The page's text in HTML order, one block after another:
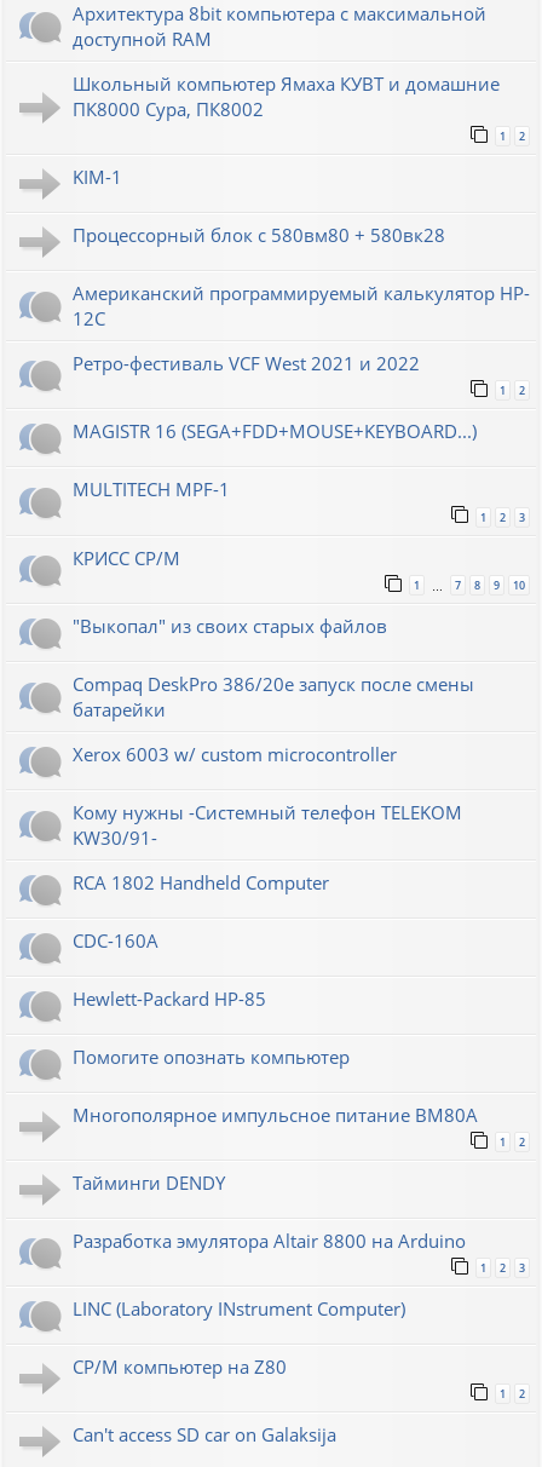
Архитектура 8bit компьютера с максимальной
доступной RAM
Школьный компьютер Ямаха КУВТ и домашние
ПК8000 Сура, ПК8002
1 2
KIM-1
Процессорный блок с 580вм80 + 580вк28
Американский программируемый калькулятор HP-
12C
Ретро-фестиваль VCF West 2021 и 2022
1 2
MAGISTR 16 (SEGA+FDD+MOUSE+KEYBOARD...)
MULTITECH MPF-1
1 2 3
КРИСС CP/M
1 7 8 9 10
"Выкопал" из своих старых файлов
Compaq DeskPro 386/20e запуск после смены
батарейки
Xerox 6003 w/ custom microcontroller
Кому нужны -Системный телефон TELEKOM
KW30/91-
RCA 1802 Handheld Computer
CDC-160A
Hewlett-Packard НР-85
Помогите опознать компьютер
Многополярное импульсное питание ВМ80А
1 2
Тайминги DENDY
Разработка эмулятора Altair 8800 на Arduino
1 2 3
LINC (Laboratory INstrument Computer)
CP/M компьютер на Z80
1 2
Can't access SD car on Galaksija